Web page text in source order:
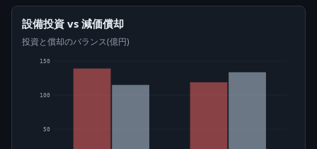
設備投資 vs 減価償却
投資と償却のバランス(億円)
50
100
150